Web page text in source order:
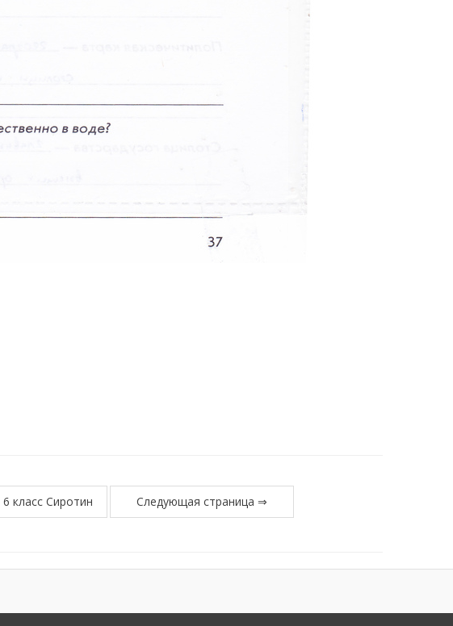
класс Сиротин Следующая страница ⇒